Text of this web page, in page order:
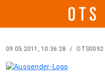
09.05.2011, 10:36:28 /